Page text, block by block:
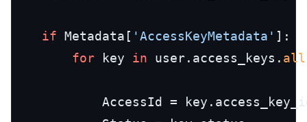
if Metadata[ 'AccessKeyMetadata' ]:
for key in user.access_keys. all
AccessId =